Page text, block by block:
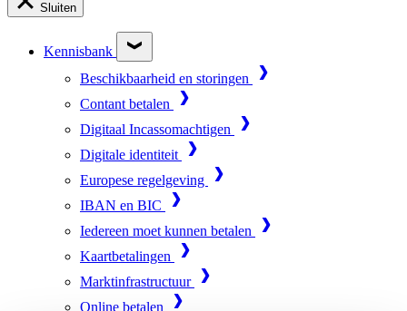
Sluiten
Kennisbank
Beschikbaarheid en storingen
Contant betalen
Digitaal Incassomachtigen
Digitale identiteit
Europese regelgeving
IBAN en BIC
Iedereen moet kunnen betalen
Kaartbetalingen
Marktinfrastructuur
Online betalen